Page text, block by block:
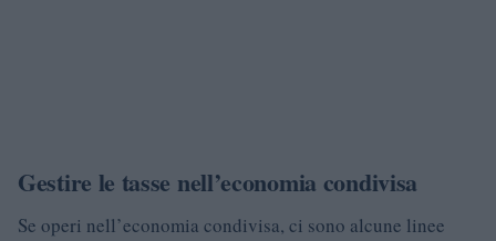
Gestire le tasse nell’economia condivisa
Se operi nell’economia condivisa, ci sono alcune linee